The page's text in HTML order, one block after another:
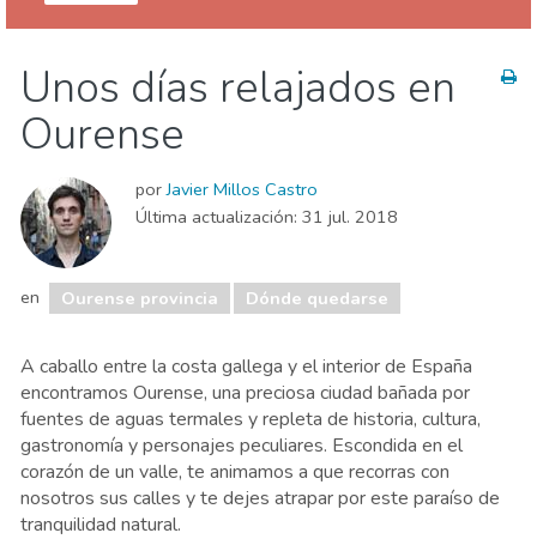
Agenda de eventos
Comida & Restaurantes
Compras
Dónde quedarse
Unos días relajados en
Ourense
porJavier Millos Castro
Última actualización: 31 jul. 2018
en Ourense provincia Dónde quedarse
A caballo entre la costa gallega y el interior de España
encontramos Ourense, una preciosa ciudad bañada por
fuentes de aguas termales y repleta de historia, cultura,
gastronomía y personajes peculiares. Escondida en el
corazón de un valle, te animamos a que recorras con
nosotros sus calles y te dejes atrapar por este paraíso de
tranquilidad natural.